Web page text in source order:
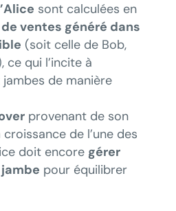
sont calculées en
ventes généré dans
(soit celle de Bob,
ce qui l’incite à
de manière
provenant de son
de l’une des
doit encore gérer
pour équilibrer